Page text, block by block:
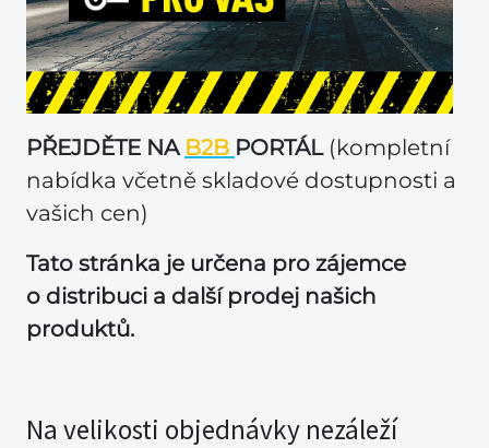
PŘEJDĚTE NA B2B PORTÁL (kompletní
nabídka včetně skladové dostupnosti a
vašich cen)
Tato stránka je určena pro zájemce
o distribuci a další prodej našich
produktů.
Na velikosti objednávky nezáleží